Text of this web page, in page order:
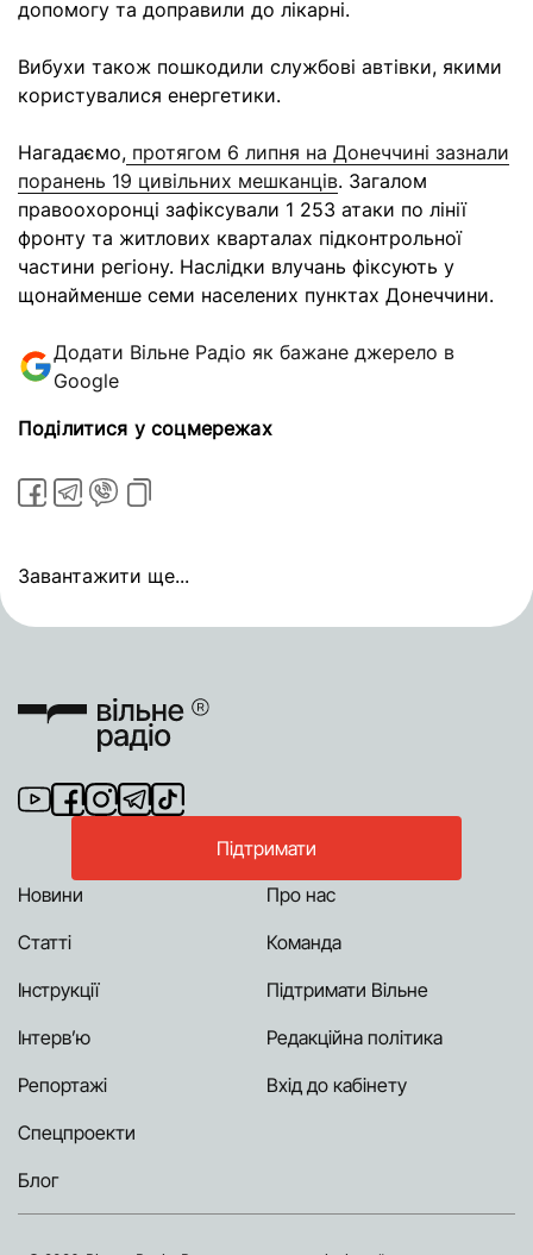
допомогу та доправили до лікарні.
Вибухи також пошкодили службові автівки, якими
користувалися енергетики.
Нагадаємо, протягом 6 липня на Донеччині зазнали
поранень 19 цивільних мешканців. Загалом
правоохоронці зафіксували 1 253 атаки по лінії
фронту та житлових кварталах підконтрольної
частини регіону. Наслідки влучань фіксують у
щонайменше семи населених пунктах Донеччини.
Додати Вільне Радіо як бажане джерело в
Google
Поділитися у соцмережах
Завантажити ще...
Підтримати
Новини
Статті
Інструкції
Інтерв’ю
Репортажі
Спецпроекти
Блог
Про нас
Команда
Підтримати Вільне
Редакційна політика
Вхід до кабінету